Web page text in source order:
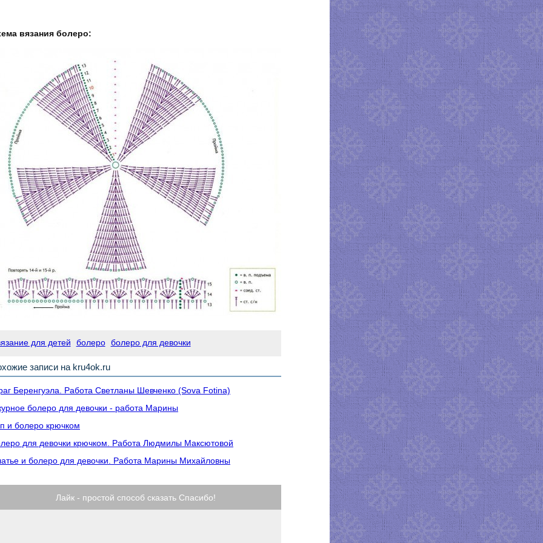
вязания болеро:
для детей болеро болеро для девочки
записи на kru4ok.ru
Беренгуэла. Работа Светланы Шевченко (Sova Fotina)
болеро для девочки - работа Марины
и болеро крючком
для девочки крючком. Работа Людмилы Максютовой
и болеро для девочки. Работа Марины Михайловны
Лайк - простой способ сказать Спасибо!